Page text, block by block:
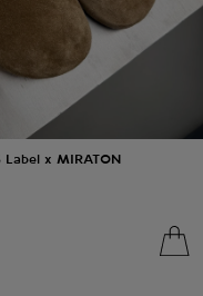
Label x MIRATON